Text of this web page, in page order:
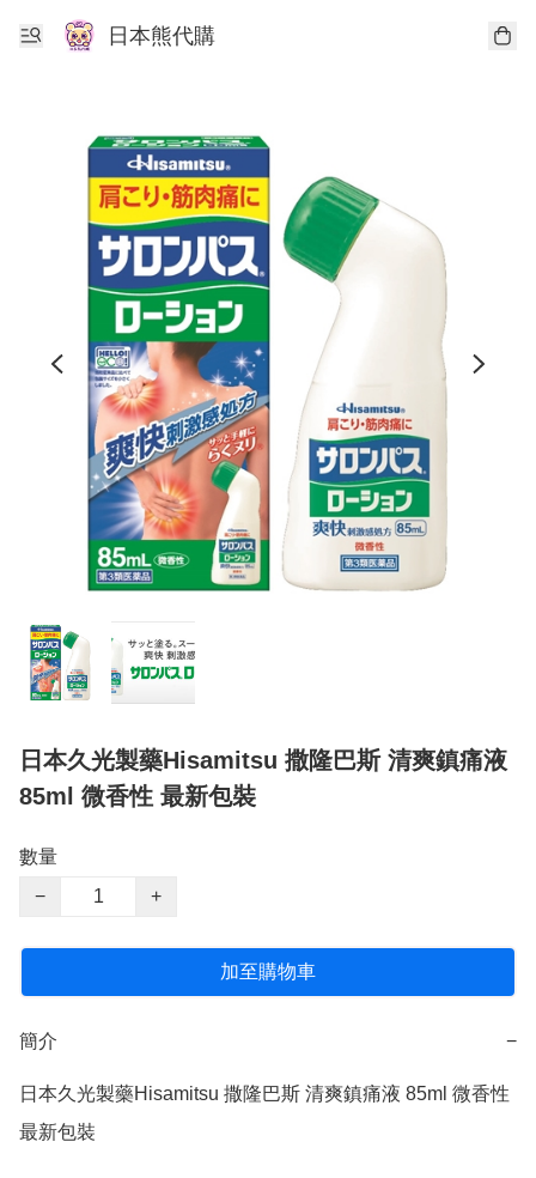
日本熊代購
日本久光製藥Hisamitsu 撒隆巴斯 清爽鎮痛液
85ml 微香性 最新包裝
數量
−
+
加至購物車
簡介 −
日本久光製藥Hisamitsu 撒隆巴斯 清爽鎮痛液 85ml 微香性
最新包裝